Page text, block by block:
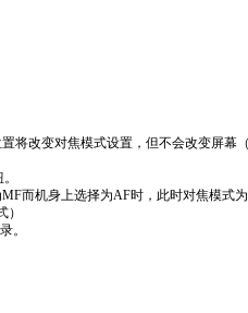
将改变对焦模式设置，但不会改变屏幕
而机身上选择为AF时，此时对焦模式
。